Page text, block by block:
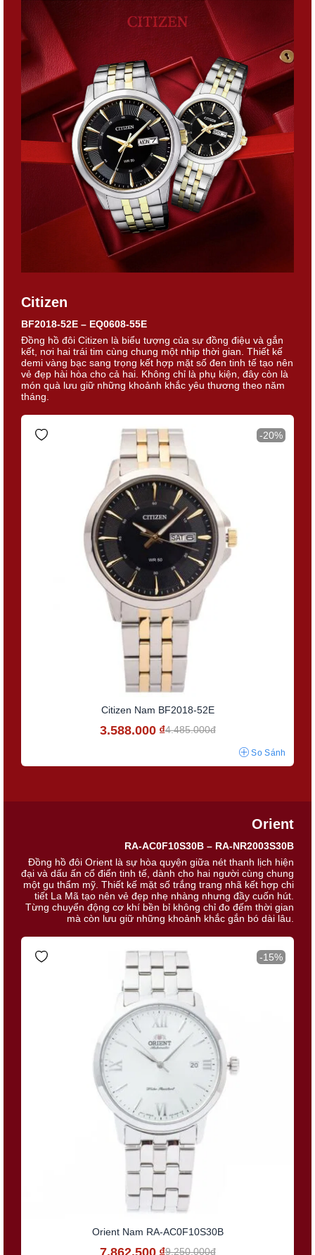
Citizen
BF2018-52E – EQ0608-55E
Đồng hồ đôi Citizen là biểu tượng của sự đồng điệu và gắn
kết, nơi hai trái tim cùng chung một nhịp thời gian. Thiết kế
demi vàng bạc sang trọng kết hợp mặt số đen tinh tế tạo nên
vẻ đẹp hài hòa cho cả hai. Không chỉ là phụ kiện, đây còn là
món quà lưu giữ những khoảnh khắc yêu thương theo năm
tháng.
-20%
Citizen Nam BF2018-52E
3.588.000 ₫4.485.000đ
So Sánh
Orient
RA-AC0F10S30B – RA-NR2003S30B
Đồng hồ đôi Orient là sự hòa quyện giữa nét thanh lịch hiện
đại và dấu ấn cổ điển tinh tế, dành cho hai người cùng chung
một gu thẩm mỹ. Thiết kế mặt số trắng trang nhã kết hợp chi
tiết La Mã tạo nên vẻ đẹp nhẹ nhàng nhưng đầy cuốn hút.
Từng chuyển động cơ khí bền bỉ không chỉ đo đếm thời gian
mà còn lưu giữ những khoảnh khắc gắn bó dài lâu.
-15%
Orient Nam RA-AC0F10S30B
7.862.500 ₫9.250.000đ